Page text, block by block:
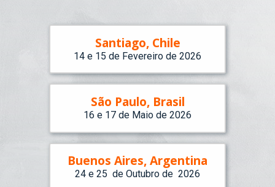
Santiago, Chile
14 e 15 de Fevereiro de 2026
São Paulo, Brasil
16 e 17 de Maio de 2026
Buenos Aires, Argentina
24 e 25 de Outubro de 2026